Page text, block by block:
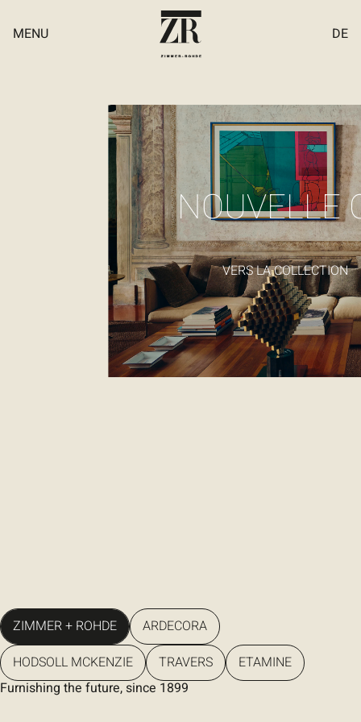
MENU
Protection des données
Revendeurs & salles d'exposition
Paramètres des cookies
Mentions légales
Contrat
Portail des partenaires
DE
NOUVELLE
VERS LA COLLECTION
ZIMMER + ROHDE
ARDECORA
HODSOLL MCKENZIE
TRAVERS
ETAMINE
Furnishing the future, since 1899